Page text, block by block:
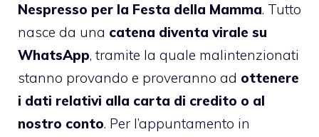
Nespresso per la Festa della Mamma. Tutto
nasce da una catena diventa virale su
WhatsApp, tramite la quale malintenzionati
stanno provando e proveranno ad ottenere
i dati relativi alla carta di credito o al
nostro conto. Per l’appuntamento in